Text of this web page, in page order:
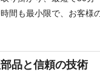
間も最小限で、お客様
品と信頼の技術